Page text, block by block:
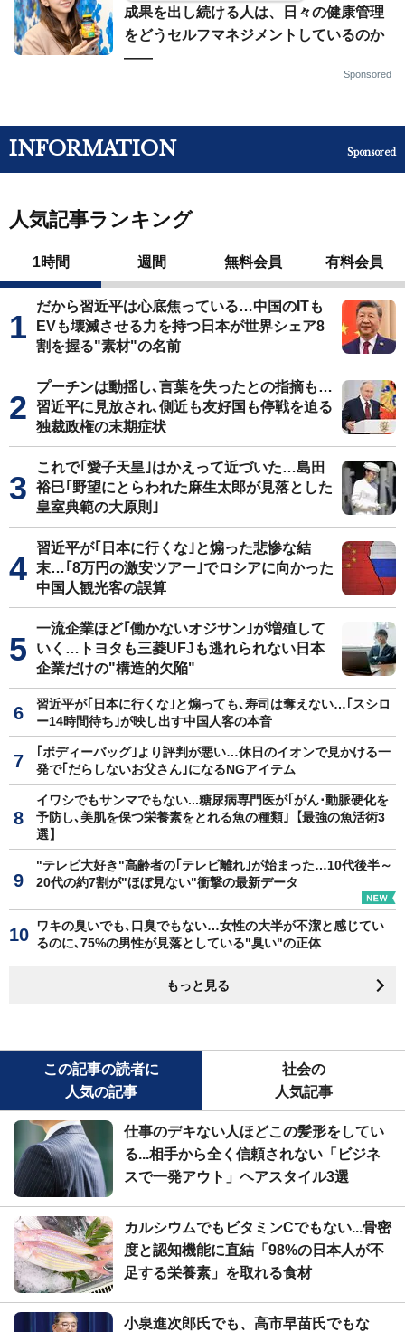
成果を出し続ける人は、日々の健康管理
をどうセルフマネジメントしているのか
——
Sponsored
INFORMATION Sponsored
人気記事ランキング
1時間 週間 無料会員 有料会員
だから習近平は心底焦っている…中国のITも
EVも壊滅させる力を持つ日本が世界シェア8
割を握る"素材"の名前
プーチンは動揺し､言葉を失ったとの指摘も…
習近平に見放され､側近も友好国も停戦を迫る
独裁政権の末期症状
これで｢愛子天皇｣はかえって近づいた…島田
裕巳｢野望にとらわれた麻生太郎が見落とした
皇室典範の大原則｣
習近平が｢日本に行くな｣と煽った悲惨な結
末…｢8万円の激安ツアー｣でロシアに向かった
中国人観光客の誤算
一流企業ほど｢働かないオジサン｣が増殖して
いく…トヨタも三菱UFJも逃れられない日本
企業だけの"構造的欠陥"
習近平が｢日本に行くな｣と煽っても､寿司は奪えない…｢スシロ
ー14時間待ち｣が映し出す中国人客の本音
｢ボディーバッグ｣より評判が悪い…休日のイオンで見かける一
発で｢だらしないお父さん｣になるNGアイテム
イワシでもサンマでもない...糖尿病専門医が｢がん･動脈硬化を
予防し､美肌を保つ栄養素をとれる魚の種類｣【最強の魚活術3
選】
"テレビ大好き"高齢者の｢テレビ離れ｣が始まった…10代後半～
20代の約7割が"ほぼ見ない"衝撃の最新データ
ワキの臭いでも､口臭でもない…女性の大半が不潔と感じてい
るのに､75%の男性が見落としている"臭い"の正体
もっと見る
この記事の読者に
人気の記事
社会の
人気記事
仕事のデキない人ほどこの髪形をしてい
る...相手から全く信頼されない「ビジネ
スで一発アウト」ヘアスタイル3選
カルシウムでもビタミンCでもない...骨密
度と認知機能に直結「98%の日本人が不
足する栄養素」を取れる食材
小泉進次郎氏でも、高市早苗氏でもな